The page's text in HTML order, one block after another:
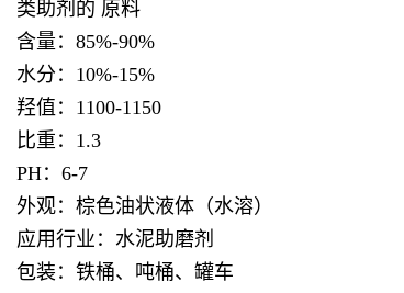
类助剂的 原料
含量：85%-90%
水分：10%-15%
羟值：1100-1150
比重：1.3
PH：6-7
外观：棕色油状液体（水溶）
应用行业： 水泥助磨剂
包装：铁桶、吨桶、罐车